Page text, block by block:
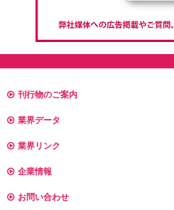
刊行物のご案内
業界データ
業界リンク
企業情報
お問い合わせ